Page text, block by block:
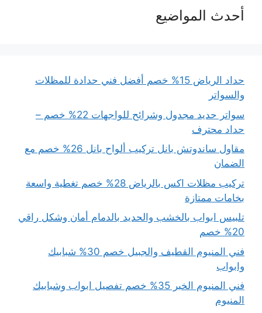
أحدث المواضيع
حداد الرياض 15% خصم أفضل فني حدادة للمظلات
والسواتر
سواتر حديد مجدول وشرائح للواجهات 22% خصم –
حداد محترف
مقاول ساندوتش بانل تركيب ألواح بانل 26% خصم مع
الضمان
تركيب مظلات اكس بالرياض 28% خصم تغطية واسعة
بخامات ممتازة
تلبيس ابواب بالخشب والحديد بالدمام أمان وشكل راقي
20% خصم
فني المنيوم القطيف والجبيل خصم 30% شبابيك
وابواب
فني المنيوم الخبر 35% خصم تفصيل ابواب وشبابيك
المنيوم